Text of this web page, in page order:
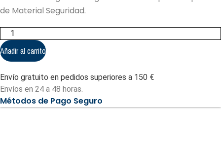
de Material Seguridad.
Cámara
HIKVISION
DS-
2CE70DF8T-
MF
(DS-
2CE70DF8T-
MF(2.8mm))
cantidad
Añadir al carrito
Envío gratuito en pedidos superiores a 150 €
Envíos en 24 a 48 horas.
Métodos de Pago Seguro